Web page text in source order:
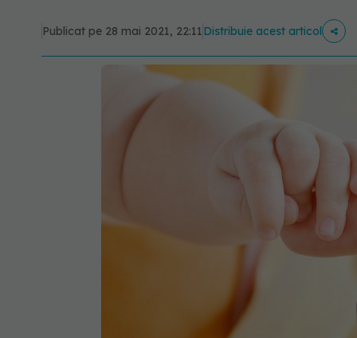
Publicat pe 28 mai 2021, 22:11Distribuie acest articol